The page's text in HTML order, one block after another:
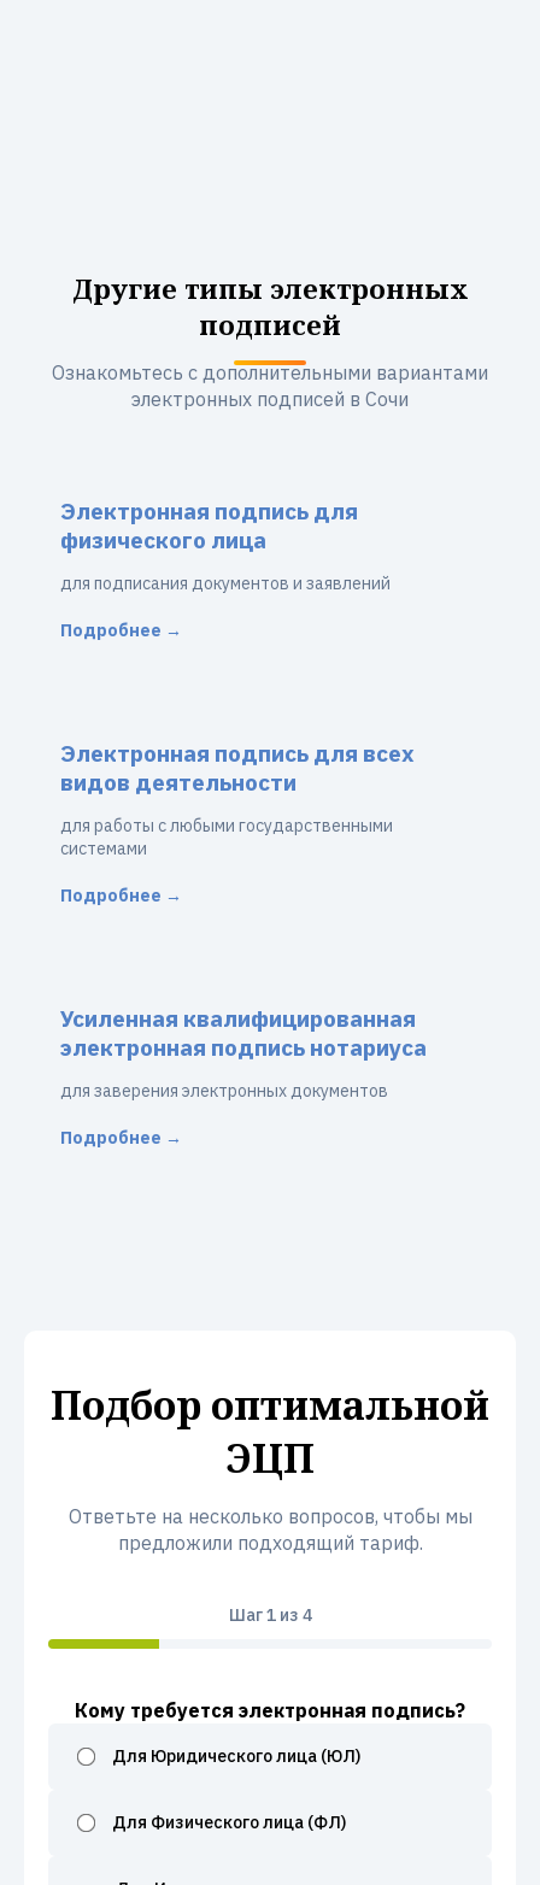
Другие типы электронных
подписей
Ознакомьтесь с дополнительными вариантами
электронных подписей в Сочи
Электронная подпись для
физического лица
для подписания документов и заявлений
Подробнее →
Электронная подпись для всех
видов деятельности
для работы с любыми государственными
системами
Подробнее →
Усиленная квалифицированная
электронная подпись нотариуса
для заверения электронных документов
Подробнее →
Подбор оптимальной
ЭЦП
Ответьте на несколько вопросов, чтобы мы
предложили подходящий тариф.
Шаг1из 4
Кому требуется электронная подпись?
Для Юридического лица (ЮЛ)
Для Физического лица (ФЛ)